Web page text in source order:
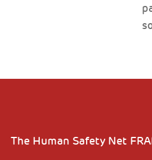
The Human Safety Net